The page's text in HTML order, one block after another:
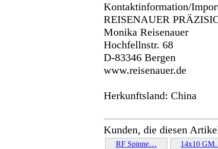
Kontaktinformation/
REISENAUER
Monika Reisenauer
Hochfellnstr. 68
D-83346 Bergen
www.reisenauer.de
Herkunftsland: China
Kunden, die diesen
RF Spinne… 14x10